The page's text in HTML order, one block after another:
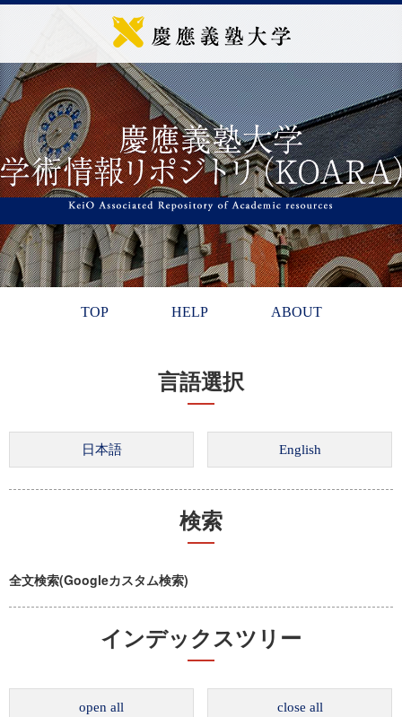
TOP HELP ABOUT
言語選択
検索
全文検索(Googleカスタム検索)
インデックスツリー
open all close all